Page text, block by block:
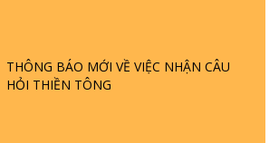
THÔNG BÁO MỚI VỀ VIỆC NHẬN CÂU
HỎI THIỀN TÔNG
TTTD